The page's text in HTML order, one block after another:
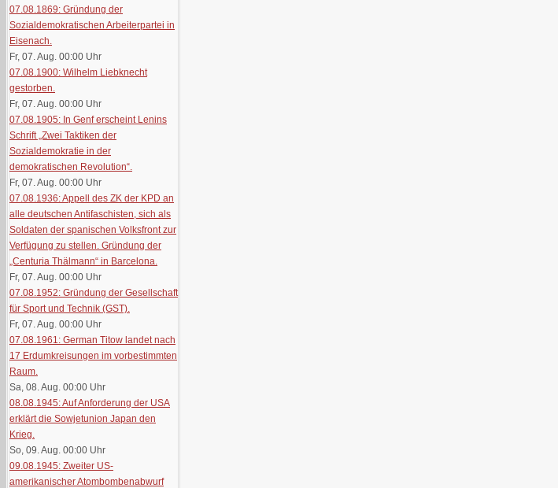
07.08.1869: Gründung der
Sozialdemokratischen Arbeiterpartei in
Eisenach.
Fr, 07. Aug. 00:00 Uhr
07.08.1900: Wilhelm Liebknecht
gestorben.
Fr, 07. Aug. 00:00 Uhr
07.08.1905: In Genf erscheint Lenins
Schrift „Zwei Taktiken der
Sozialdemokratie in der
demokratischen Revolution“.
Fr, 07. Aug. 00:00 Uhr
07.08.1936: Appell des ZK der KPD an
alle deutschen Antifaschisten, sich als
Soldaten der spanischen Volksfront zur
Verfügung zu stellen. Gründung der
„Centuria Thälmann“ in Barcelona.
Fr, 07. Aug. 00:00 Uhr
07.08.1952: Gründung der Gesellschaft
für Sport und Technik (GST).
Fr, 07. Aug. 00:00 Uhr
07.08.1961: German Titow landet nach
17 Erdumkreisungen im vorbestimmten
Raum.
Sa, 08. Aug. 00:00 Uhr
08.08.1945: Auf Anforderung der USA
erklärt die Sowjetunion Japan den
Krieg.
So, 09. Aug. 00:00 Uhr
09.08.1945: Zweiter US-
amerikanischer Atombombenabwurf